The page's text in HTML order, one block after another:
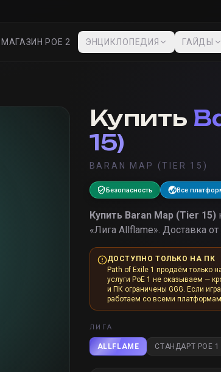
МАГАЗИН POE 2 ЭНЦИКЛОПЕДИЯ ГАЙДЫ
Купить
15)
BARAN MAP (TIER 15)
Безопасность Все
Купить Baran Map (Tier 15)
«Лига Allflame». Доставка
ДОСТУПНО ТОЛЬКО НА ПК
Path of Exile 1 продаём только
услуги PoE 1 не оказываем —
и ПК ограничены GGG. Если
работаем со всеми
ЛИГА
ALLFLAME СТАНДАРТ POE 1